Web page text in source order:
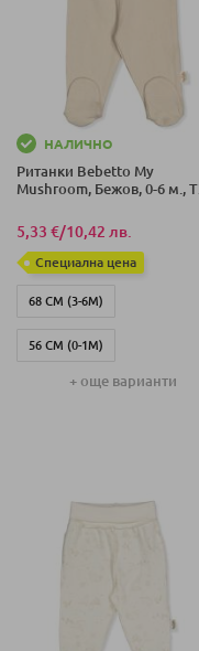
НАЛИЧНО
Ританки Bebetto My
Mushroom, Бежов, 0-6 м.,
5,33 €/10,42 лв.
Специална цена
68 СМ (3-6М)
56 СМ (0-1М)
62 СМ (1-3 М)
+ още варианти